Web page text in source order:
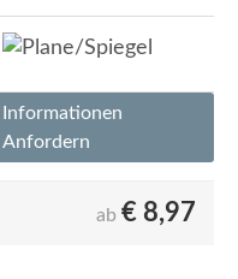
Informationen
Anfordern
ab € 8,97